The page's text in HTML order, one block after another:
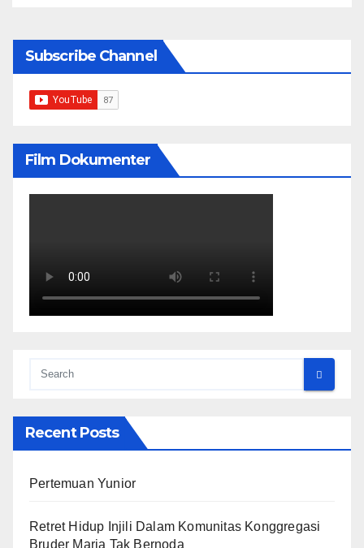
Subscribe Channel
Film Dokumenter
Recent Posts
Pertemuan Yunior
Retret Hidup Injili Dalam Komunitas Konggregasi
Bruder Maria Tak Bernoda